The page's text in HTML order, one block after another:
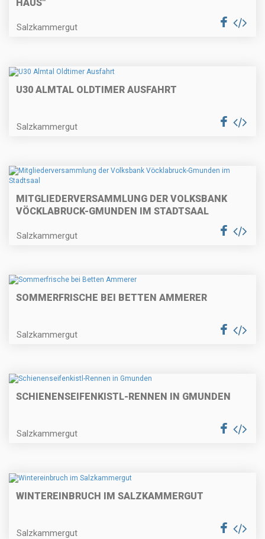
HAUS"
Salzkammergut
U30 ALMTAL OLDTIMER AUSFAHRT
Salzkammergut
MITGLIEDERVERSAMMLUNG DER VOLKSBANK
VÖCKLABRUCK-GMUNDEN IM STADTSAAL
Salzkammergut
SOMMERFRISCHE BEI BETTEN AMMERER
Salzkammergut
SCHIENENSEIFENKISTL-RENNEN IN GMUNDEN
Salzkammergut
WINTEREINBRUCH IM SALZKAMMERGUT
Salzkammergut